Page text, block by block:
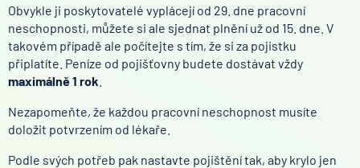
Obvykle ji poskytovatelé vyplácejí od 29. dne pracovní
neschopnosti, můžete si ale sjednat plnění už od 15. dne. V
takovém případě ale počítejte s tím, že si za pojistku
připlatíte. Peníze od pojišťovny budete dostávat vždy
maximálně 1 rok
Nezapomeňte, že každou pracovní neschopnost musíte
doložit potvrzením od lékaře.
Podle svých potřeb pak nastavte pojištění tak, aby krylo jen